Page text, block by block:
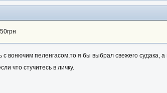
с вонючим пеленгасом,то я бы выбрал свежего судака,
что стучитесь в личку.